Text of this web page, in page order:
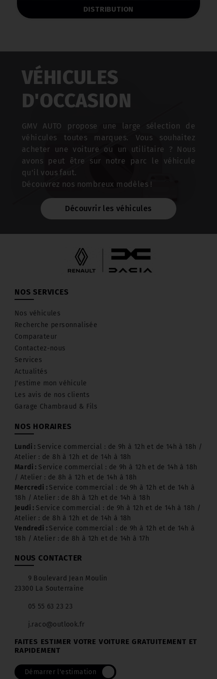
DISTRIBUTION
VÉHICULES
D'OCCASION
GMV AUTO propose une large sélection de
véhicules toutes marques. Vous souhaitez
acheter une voiture ou un utilitaire ? Nous
avons peut être sur notre parc le véhicule
qu'il vous faut.
Découvrez nos nombreux modèles !
Découvrir les véhicules
NOS SERVICES
Nos véhicules
Recherche personnalisée
Comparateur
Contactez-nous
Services
Actualités
J'estime mon véhicule
Les avis de nos clients
Garage Chambraud & Fils
NOS HORAIRES
Lundi : Service commercial : de 9h à 12h et de 14h à 18h /
Atelier : de 8h à 12h et de 14h à 18h
Mardi : Service commercial : de 9h à 12h et de 14h à 18h
/ Atelier : de 8h à 12h et de 14h à 18h
Mercredi : Service commercial : de 9h à 12h et de 14h à
18h / Atelier : de 8h à 12h et de 14h à 18h
Jeudi : Service commercial : de 9h à 12h et de 14h à 18h /
Atelier : de 8h à 12h et de 14h à 18h
Vendredi : Service commercial : de 9h à 12h et de 14h à
18h / Atelier : de 8h à 12h et de 14h à 17h
NOUS CONTACTER
9 Boulevard Jean Moulin
23300 La Souterraine
05 55 63 23 23
j.raco@outlook.fr
FAITES ESTIMER VOTRE VOITURE GRATUITEMENT ET
RAPIDEMENT
Démarrer l'estimation